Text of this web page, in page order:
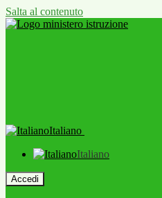
Salta al contenuto
Italiano
Italiano
Accedi